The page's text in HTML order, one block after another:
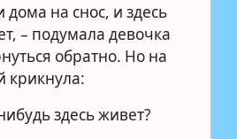
дома на снос, и здесь
– подумала девочка
обратно. Но на
крикнула:
здесь живет?